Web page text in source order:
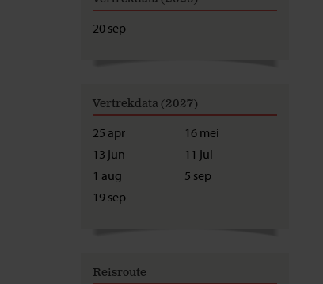
20 sep
Vertrekdata (2027)
25 apr
16 mei
13 jun
11 jul
1 aug
5 sep
19 sep
Reisroute